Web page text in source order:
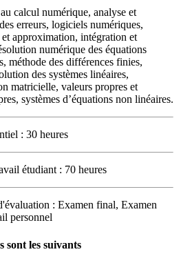
calcul numérique, analyse et
erreurs, logiciels numériques,
approximation, intégration et
numérique des équations
méthode des différences finies,
des systèmes linéaires,
matricielle, valeurs propres et
systèmes d’équations non linéaires.
: 30 heures
étudiant : 70 heures
: Examen final, Examen
personnel
sont les suivants